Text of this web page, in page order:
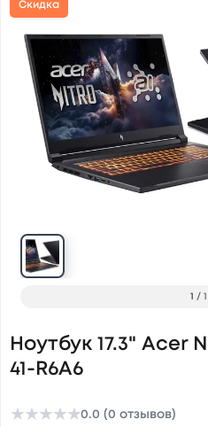
Скидка
1 / 1
Ноутбук 17.3" Acer
41-R6A6
★★★★★0.0 (0 отзывов)